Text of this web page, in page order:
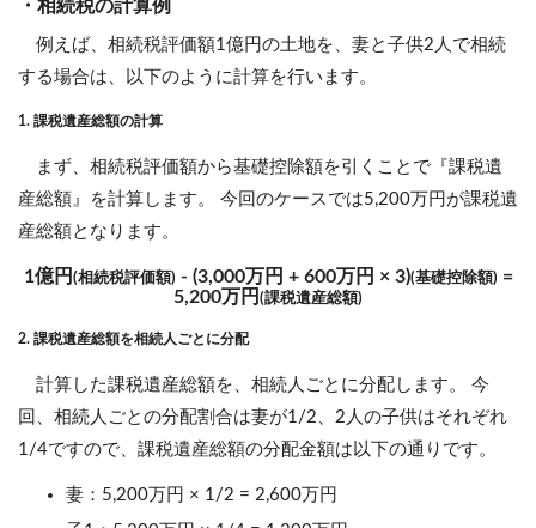
・相続税の計算例
例えば、相続税評価額1億円の土地を、妻と子供2人で相続
する場合は、以下のように計算を行います。
1. 課税遺産総額の計算
まず、相続税評価額から基礎控除額を引くことで『課税遺
産総額』を計算します。 今回のケースでは5,200万円が課税遺
産総額となります。
1億円 (相続税評価額) - (3,000万円 + 600万円 × 3)(基礎控除額) =
5,200万円 (課税遺産総額)
2. 課税遺産総額を相続人ごとに分配
計算した課税遺産総額を、相続人ごとに分配します。 今
回、相続人ごとの分配割合は妻が1/2、2人の子供はそれぞれ
1/4ですので、課税遺産総額の分配金額は以下の通りです。
妻：5,200万円 × 1/2 = 2,600万円